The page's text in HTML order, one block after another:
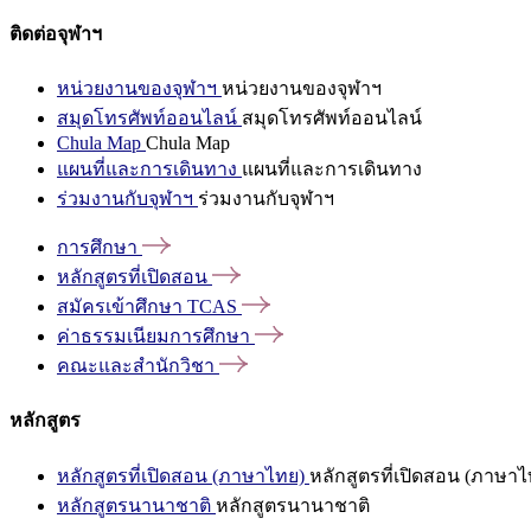
ติดต่อจุฬาฯ
หน่วยงานของจุฬาฯ หน่วยงานของจุฬาฯ
สมุดโทรศัพท์ออนไลน์ สมุดโทรศัพท์ออนไลน์
Chula Map Chula Map
แผนที่และการเดินทาง แผนที่และการเดินทาง
ร่วมงานกับจุฬาฯ ร่วมงานกับจุฬาฯ
การศึกษา
หลักสูตรที่เปิดสอน
สมัครเข้าศึกษา TCAS
ค่าธรรมเนียมการศึกษา
คณะและสำนักวิชา
หลักสูตร
หลักสูตรที่เปิดสอน (ภาษาไทย) หลักสูตรที่เปิดสอน (ภาษาไ
หลักสูตรนานาชาติ หลักสูตรนานาชาติ